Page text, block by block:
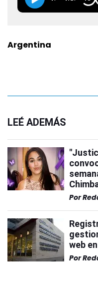
Argentina
LEÉ ADEMÁS
Por
web
Por